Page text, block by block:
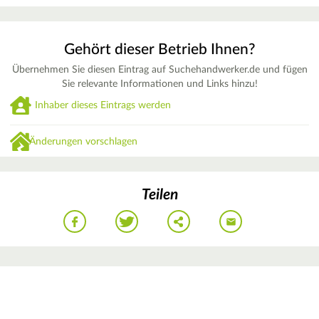
Gehört dieser Betrieb Ihnen?
Übernehmen Sie diesen Eintrag auf Suchehandwerker.de und fügen
Sie relevante Informationen und Links hinzu!
Inhaber dieses Eintrags werden
Änderungen vorschlagen
Teilen